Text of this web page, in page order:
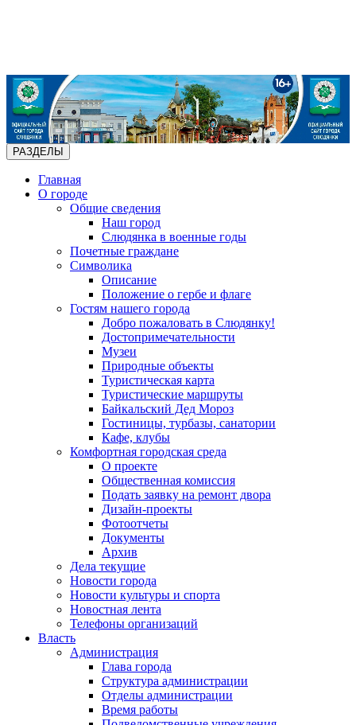
РАЗДЕЛЫ
Главная
О городе
Общие сведения
Наш город
Слюдянка в военные годы
Почетные граждане
Символика
Описание
Положение о гербе и флаге
Гостям нашего города
Добро пожаловать в Слюдянку!
Достопримечательности
Музеи
Природные объекты
Туристическая карта
Туристические маршруты
Байкальский Дед Мороз
Гостиницы, турбазы, санатории
Кафе, клубы
Комфортная городская среда
О проекте
Общественная комиссия
Подать заявку на ремонт двора
Дизайн-проекты
Фотоотчеты
Документы
Архив
Дела текущие
Новости города
Новости культуры и спорта
Новостная лента
Телефоны организаций
Власть
Администрация
Глава города
Структура администрации
Отделы администрации
Время работы